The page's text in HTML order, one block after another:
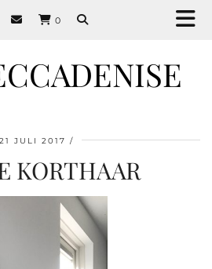
0
21 JULI 2017
KORTHAAR